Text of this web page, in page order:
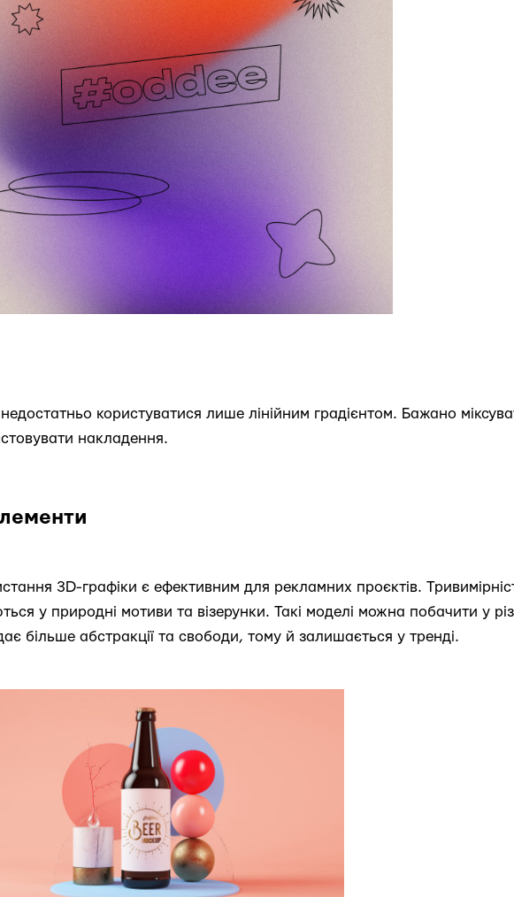
користуватися лише лінійним градієнтом. Бажано
накладення.
3D-графіки є ефективним для рекламних проєктів.
у природні мотиви та візерунки. Такі моделі можна побачити у
більше абстракції та свободи, тому й залишається у тренді.